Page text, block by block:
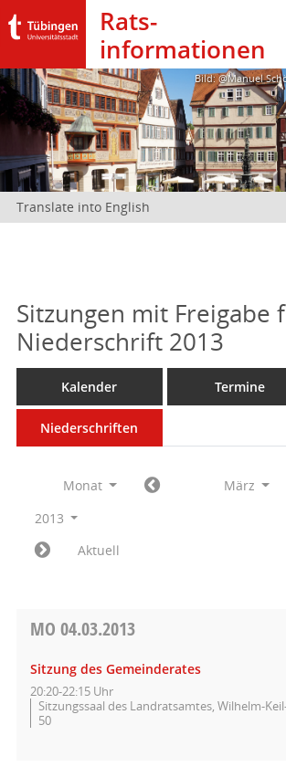
Rats­
informationen
Bild: @Manuel
Translate into English
Sitzungen mit Freigabe
Niederschrift 2013
Kalender Termine
Niederschriften
Monat
März
2013
Aktuell
MO 04.03.2013
Sitzung des Gemeinderates
20:20-22:15 Uhr
Sitzungssaal des Landratsamtes, Wilhelm-
50